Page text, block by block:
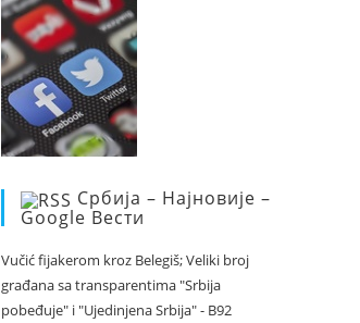
Србија – Најновије –
Google Вести
Vučić fijakerom kroz Belegiš; Veliki broj
građana sa transparentima "Srbija
pobeđuje" i "Ujedinjena Srbija" - B92